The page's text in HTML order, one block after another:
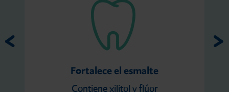
Fortalece el esmalte
Contiene xilitol y flúor